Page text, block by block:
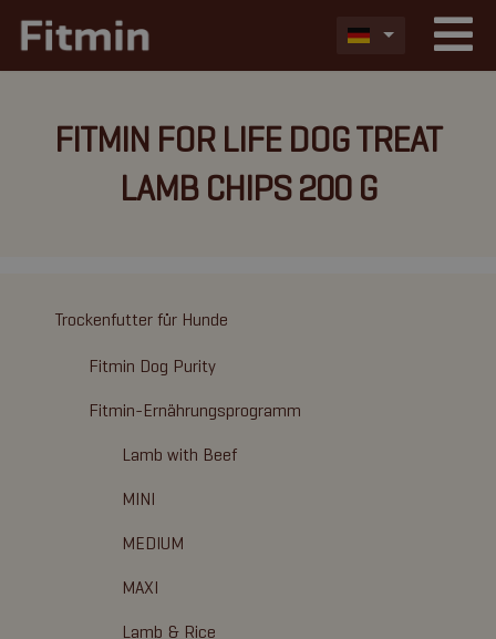
FITMIN FOR LIFE DOG TREAT
LAMB CHIPS 200 G
Trockenfutter für Hunde
Fitmin Dog Purity
Fitmin-Ernährungsprogramm
Lamb with Beef
MINI
MEDIUM
MAXI
Lamb & Rice